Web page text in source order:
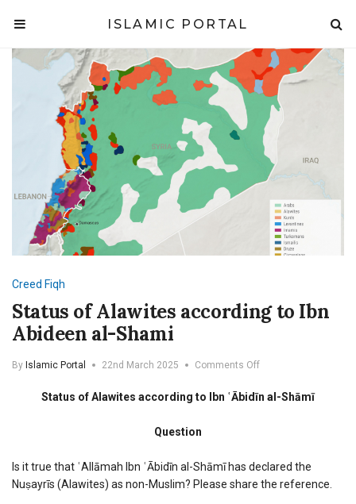
ISLAMIC PORTAL
Creed Fiqh
Status of Alawites according to Ibn
Abideen al-Shami
By Islamic Portal 22nd March 2025 Comments Offon
of
Abideen
al-
Status of Alawites according to Ibn ʿĀbidīn al-Shāmī
Question
Is it true that ʿAllāmah Ibn ʿĀbidīn al-Shāmī has declared the
Nuṣayrīs (Alawites) as non-Muslim? Please share the reference.